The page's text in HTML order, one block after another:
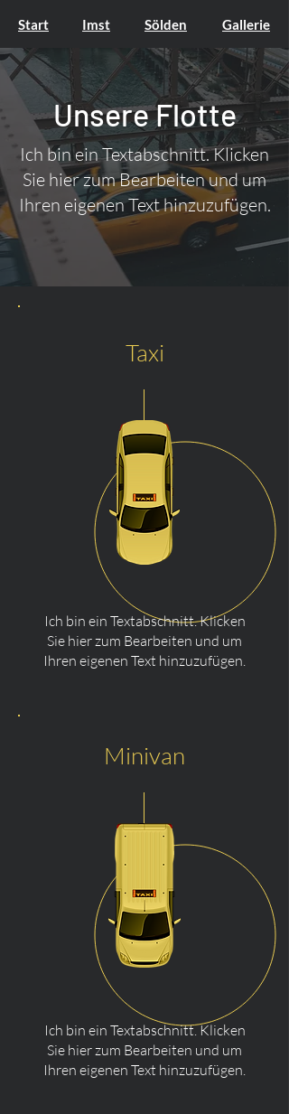
Start Imst Sölden Gallerie
Unsere Flotte
Ich bin ein Textabschnitt. Klicken
Sie hier zum Bearbeiten und um
Ihren eigenen Text hinzuzufügen.
Taxi
Ich bin ein Textabschnitt. Klicken
Sie hier zum Bearbeiten und um
Ihren eigenen Text hinzuzufügen.
Minivan
Ich bin ein Textabschnitt. Klicken
Sie hier zum Bearbeiten und um
Ihren eigenen Text hinzuzufügen.